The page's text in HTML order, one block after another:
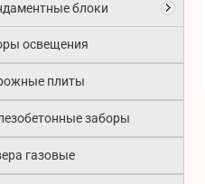
блоки
освещения
плиты
заборы
газовые